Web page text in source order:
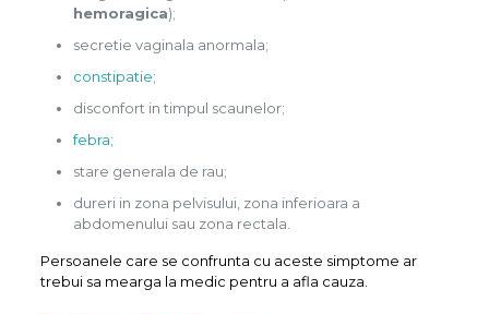
hemoragica);
secretie vaginala anormala;
constipatie;
disconfort in timpul scaunelor;
febra;
stare generala de rau;
dureri in zona pelvisului, zona inferioara a
abdomenului sau zona rectala.
Persoanele care se confrunta cu aceste simptome ar
trebui sa mearga la medic pentru a afla cauza.